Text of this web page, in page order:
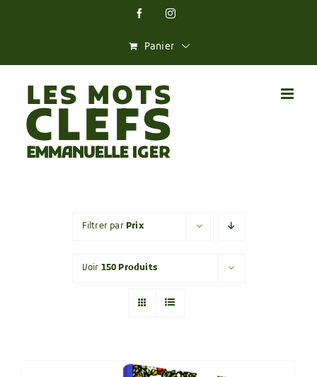
FacebookInstagram
Panier
Filtrer par Prix
Voir 150 Produits